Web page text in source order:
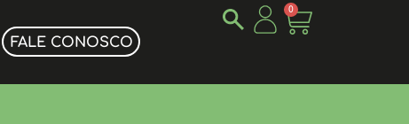
FALE CONOSCO
0